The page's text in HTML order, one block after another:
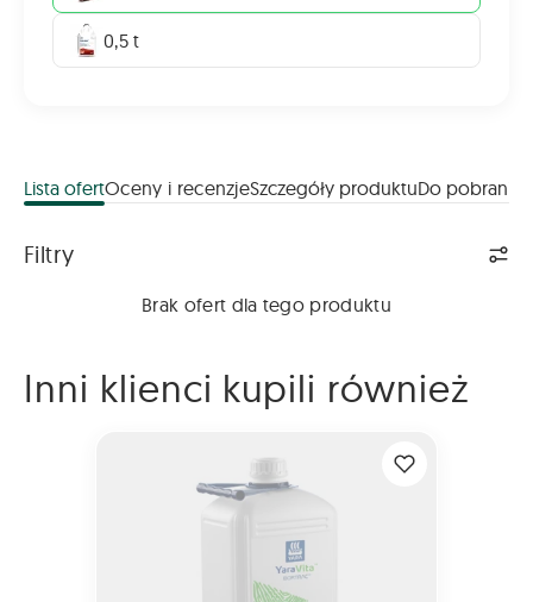
0,5 t
Lista ofertOceny i recenzjeSzczegóły produktuDo pobrania
Filtry
Brak ofert dla tego produktu
Inni klienci kupili również